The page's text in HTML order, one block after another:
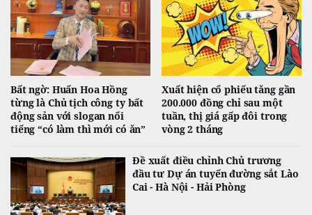
Bất ngờ: Huấn Hoa Hồng
từng là Chủ tịch công ty bất
động sản với slogan nổi
tiếng “có làm thì mới có ăn”
Xuất hiện cổ phiếu tăng gần
200.000 đồng chỉ sau một
tuần, thị giá gấp đôi trong
vòng 2 tháng
Đề xuất điều chỉnh Chủ trương
đầu tư Dự án tuyến đường sắt Lào
Cai - Hà Nội - Hải Phòng